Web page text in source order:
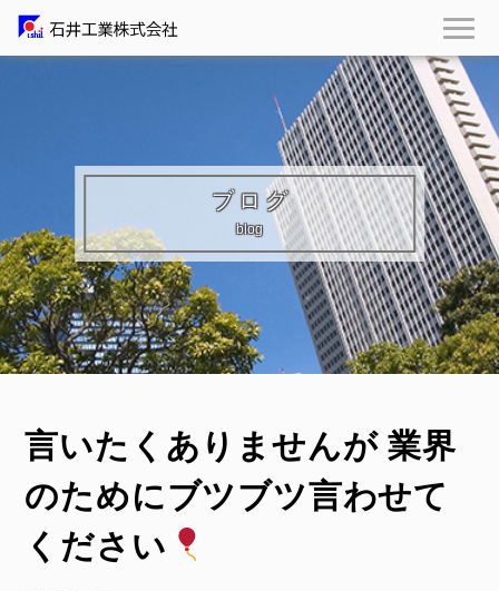
ブログ
blog
言いたくありませんが 業界
のためにブツブツ言わせて
ください